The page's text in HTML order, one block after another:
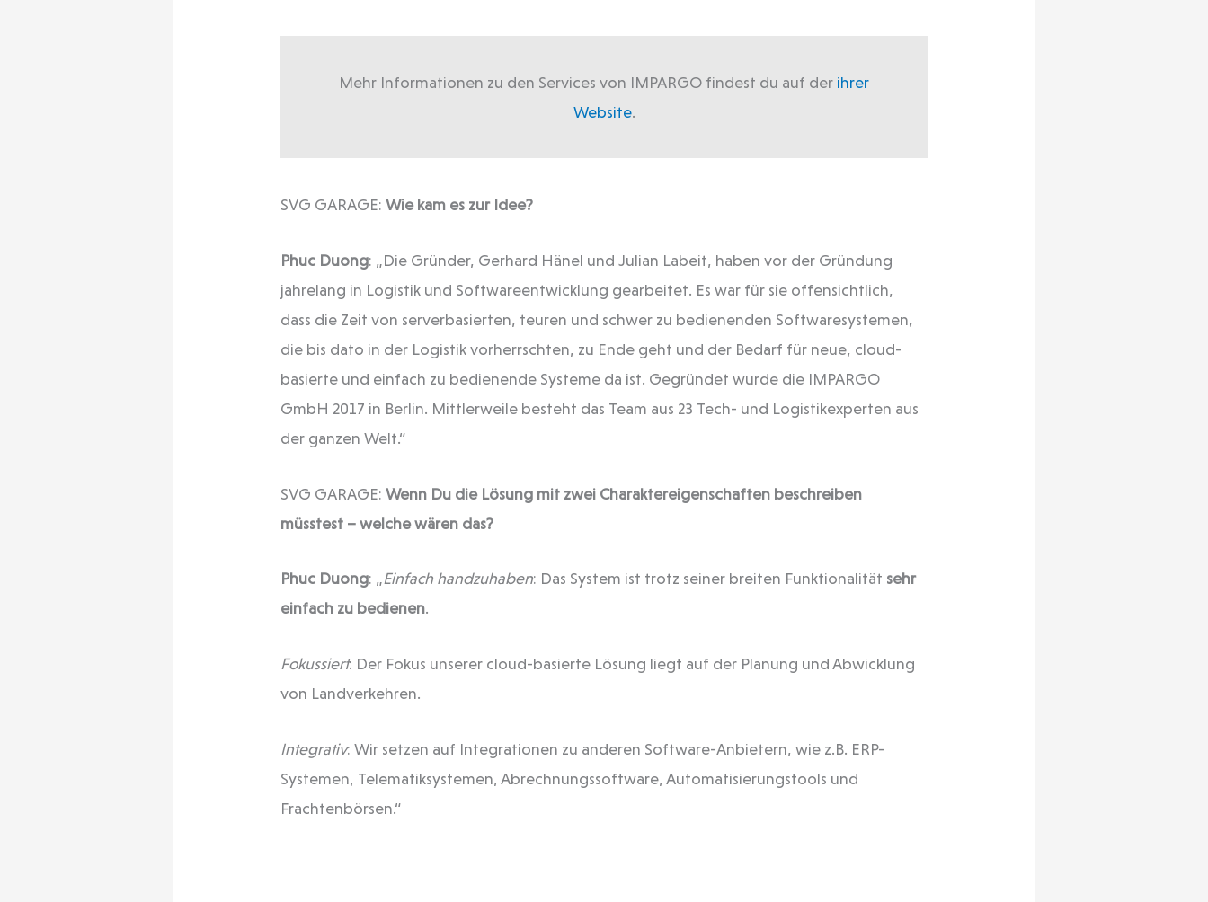
Mehr Informationen zu den Services von IMPARGO findest du auf der ihrer
Website.
SVG GARAGE:Wie kam es zur Idee?
Phuc Duong: „Die Gründer, Gerhard Hänel und Julian Labeit, haben vor der Gründung
jahrelang in Logistik und Softwareentwicklung gearbeitet. Es war für sie offensichtlich,
dass die Zeit von serverbasierten, teuren und schwer zu bedienenden Softwaresystemen,
die bis dato in der Logistik vorherrschten, zu Ende geht und der Bedarf für neue, cloud-
basierte und einfach zu bedienende Systeme da ist. Gegründet wurde die IMPARGO
GmbH 2017 in Berlin. Mittlerweile besteht das Team aus 23 Tech- und Logistikexperten aus
der ganzen Welt.“
SVG GARAGE:Wenn Du die Lösung mit zwei Charaktereigenschaften beschreiben
müsstest – welche wären das?
Phuc Duong: „Einfach handzuhaben: Das System ist trotz seiner breiten Funktionalität sehr
einfach zu bedienen.
Fokussiert: Der Fokus unserer cloud-basierte Lösung liegt auf der Planung und Abwicklung
von Landverkehren.
Integrativ: Wir setzen auf Integrationen zu anderen Software-Anbietern, wie z.B. ERP-
Systemen, Telematiksystemen, Abrechnungssoftware, Automatisierungstools und
Frachtenbörsen.“